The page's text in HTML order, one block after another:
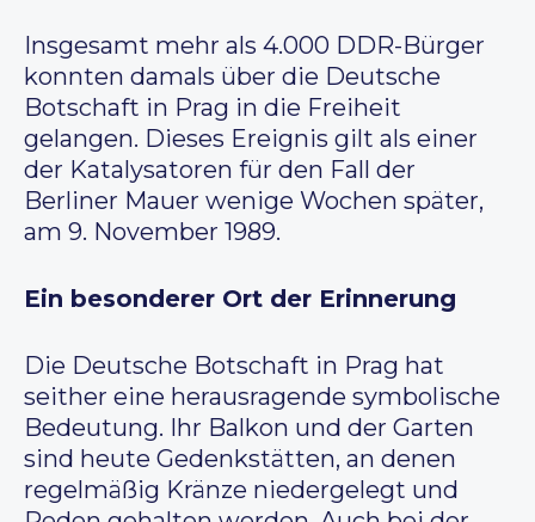
Insgesamt mehr als 4.000 DDR-Bürger
konnten damals über die Deutsche
Botschaft in Prag in die Freiheit
gelangen. Dieses Ereignis gilt als einer
der Katalysatoren für den Fall der
Berliner Mauer wenige Wochen später,
am 9. November 1989.
Ein besonderer Ort der Erinnerung
Die Deutsche Botschaft in Prag hat
seither eine herausragende symbolische
Bedeutung. Ihr Balkon und der Garten
sind heute Gedenkstätten, an denen
regelmäßig Kränze niedergelegt und